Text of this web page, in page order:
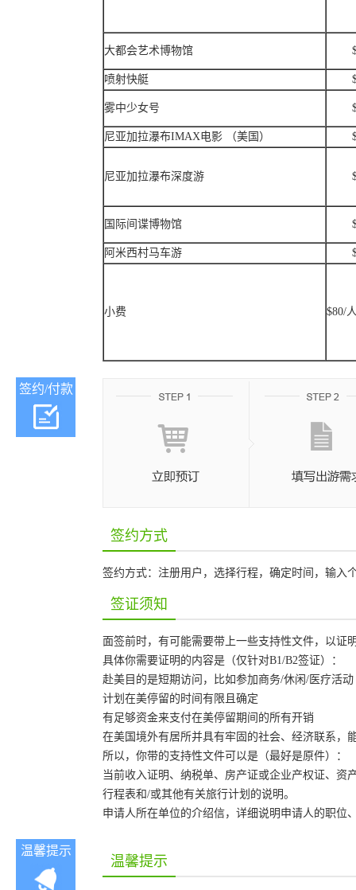
大都会艺术博物馆
喷射快艇
雾中少女号
尼亚加拉瀑布IMAX电影 （美国）
尼亚加拉瀑布深度游
国际间谍博物馆
阿米西村马车游
小费 $80/
签约/付款
签约方式
签约方式：注册用户，选择行程，确定时间，输入
签证须知
面签前时，有可能需要带上一些支持性文件，以证
具体你需要证明的内容是（仅针对B1/B2签证）：
赴美目的是短期访问，比如参加商务/休闲/医疗活动
计划在美停留的时间有限且确定
有足够资金来支付在美停留期间的所有开销
在美国境外有居所并具有牢固的社会、经济联系，
所以，你带的支持性文件可以是（最好是原件）：
当前收入证明、纳税单、房产证或企业产权证、资
行程表和/或其他有关旅行计划的说明。
申请人所在单位的介绍信，详细说明申请人的职位
温馨提示
温馨提示